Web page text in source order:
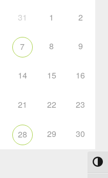
31 1 2
7 8 9
14 15 16
21 22 23
28 29 30